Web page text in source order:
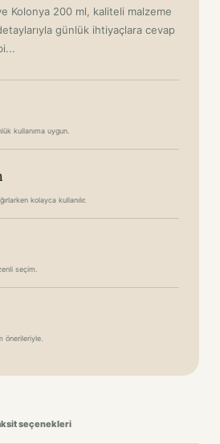
Kolonya 200 ml, kaliteli malzeme
günlük ihtiyaçlara cevap
kullanıma uygun.
kolayca kullanılır.
seçim.
önerileriyle.
seçenekleri